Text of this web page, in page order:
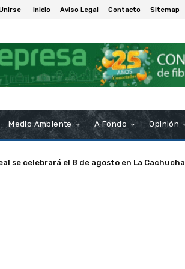
Inicio Aviso Legal Contacto Sitemap
Medio Ambiente A Fondo Opinión
se celebrará el 8 de agosto en La Cachucha